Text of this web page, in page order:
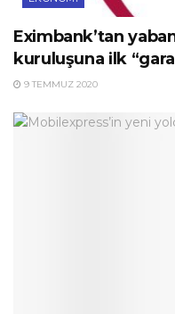
Eximbank’tan
kuruluşuna ilk
9 TEMMUZ 2020